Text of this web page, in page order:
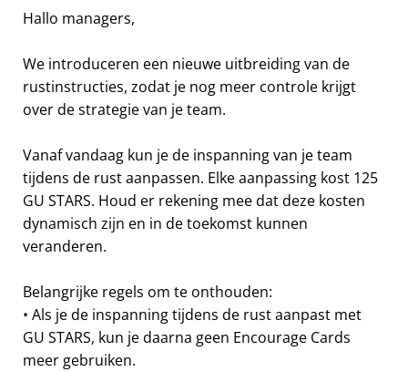
Hallo managers,
We introduceren een nieuwe uitbreiding van de
rustinstructies, zodat je nog meer controle krijgt
over de strategie van je team.
Vanaf vandaag kun je de inspanning van je team
tijdens de rust aanpassen. Elke aanpassing kost 125
GU STARS. Houd er rekening mee dat deze kosten
dynamisch zijn en in de toekomst kunnen
veranderen.
Belangrijke regels om te onthouden:
• Als je de inspanning tijdens de rust aanpast met
GU STARS, kun je daarna geen Encourage Cards
meer gebruiken.